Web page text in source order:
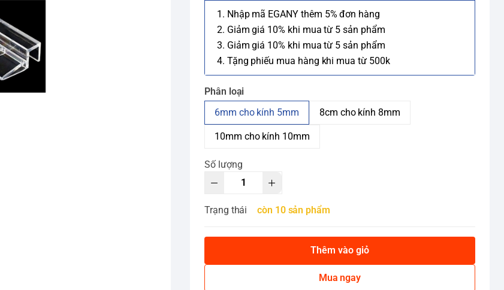
1. Nhập mã EGANY thêm 5% đơn hàng
2. Giảm giá 10% khi mua từ 5 sản phẩm
3. Giảm giá 10% khi mua từ 5 sản phẩm
4. Tặng phiếu mua hàng khi mua từ 500k
Phân loại
6mm cho kính 5mm
8cm cho kính 8mm
10mm cho kính 10mm
Số lượng
Trạng thái còn 10 sản phẩm
Thêm vào giỏ
Mua ngay